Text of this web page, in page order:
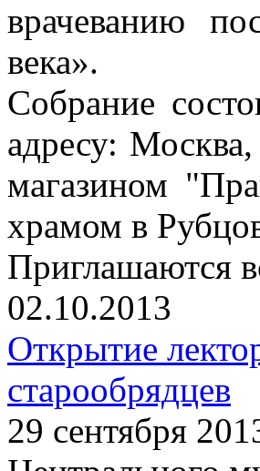
врачеванию
века».
Собрание
адресу:
магазином
храмом в
Приглашаются
02.10.2013
Открытие
старообрядцев
29 сентября